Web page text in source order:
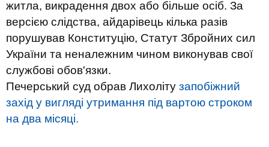
житла, викрадення двох або більше осіб. За
версією слідства, айдарівець кілька разів
порушував Конституцію, Статут Збройних сил
України та неналежним чином виконував свої
службові обов'язки.
Печерський суд обрав Лихоліту запобіжний
захід у вигляді утримання під вартою строком
на два місяці.